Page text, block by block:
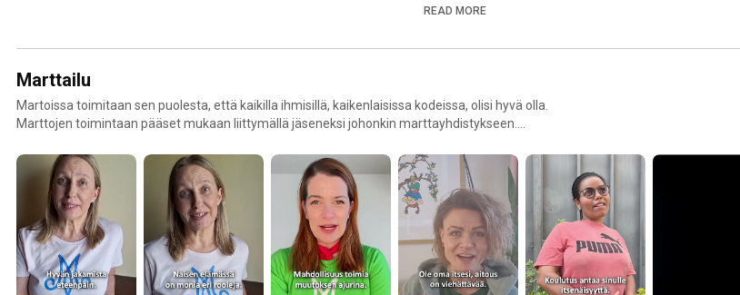
Hagmanin perustamispuheesta.
READ MORE
Marttailu
Martoissa toimitaan sen puolesta, että kaikilla ihmisillä, kaikenlaisissa kodeissa, olisi hyvä olla.
Marttojen toimintaan pääset mukaan liittymällä jäseneksi johonkin marttayhdistykseen.
marttayhdistykseen. Lue lisää osoitteesta www.martat.fi/liity-marttoihin.